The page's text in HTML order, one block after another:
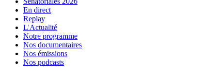
En direct
Replay
L'Actualité
Notre programme
Nos documentaires
Nos émissions
Nos podcasts